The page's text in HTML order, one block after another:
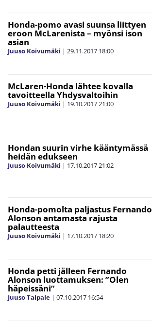
Honda-pomo avasi suunsa liittyen
eroon McLarenista – myönsi ison
asian
Juuso Koivumäki | 29.11.2017 18:00
McLaren-Honda lähtee kovalla
tavoitteella Yhdysvaltoihin
Juuso Koivumäki | 19.10.201721:00
Hondan suurin virhe kääntymässä
heidän edukseen
Juuso Koivumäki | 17.10.201721:02
Honda-pomolta paljastus Fernando
Alonson antamasta rajusta
palautteesta
Juuso Koivumäki | 17.10.2017 18:20
Honda petti jälleen Fernando
Alonson luottamuksen: ”Olen
häpeissäni”
Juuso Taipale | 07.10.2017 16:54